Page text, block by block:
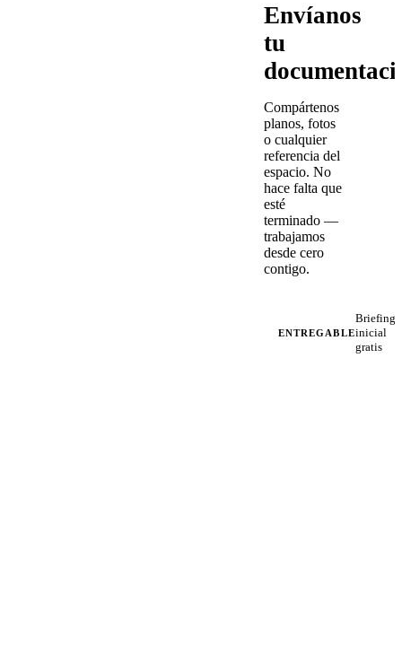
Envíanos
tu
Compártenos
planos, fotos
o cualquier
referencia del
espacio. No
hace falta que
esté
terminado —
trabajamos
desde cero
contigo.
ENTREGABLE
Briefing
inicial
gratis